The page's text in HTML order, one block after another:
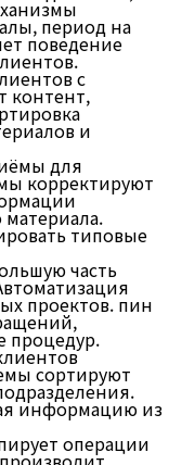
период на
поведение
с
контент,
и
для
корректируют
типовые
часть
проектов. пин
процедур.
сортируют
информацию из
операции